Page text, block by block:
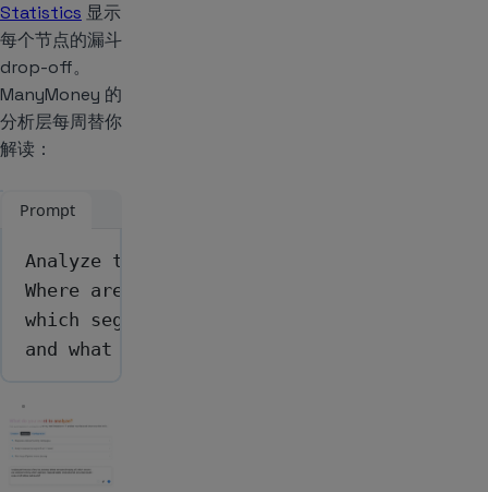
Statistics 显示
每个节点的漏斗
drop-off。
ManyMoney 的
分析层每周替你
解读：
Prompt
Analyze the performance of my 3 live
Where are users dropping off, which
which segments respond best to which
and what should I scale or kill before next